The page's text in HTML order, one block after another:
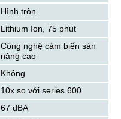
Hình tròn
Lithium Ion, 75 phút
Công nghệ cảm biến sàn
nâng cao
Không
10x so với series 600
67 dBA